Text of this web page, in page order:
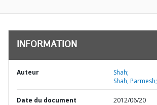
INFORMATION
Auteur
Shah;
Shah, Parmesh;
Date du document 2012/06/20